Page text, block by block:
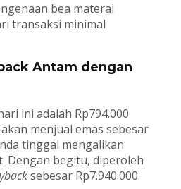
bea materai
transaksi minimal
Antam dengan
ini adalah Rp794.000
menjual emas sebesar
tinggal mengalikan
Dengan begitu, diperoleh
sebesar Rp7.940.000.